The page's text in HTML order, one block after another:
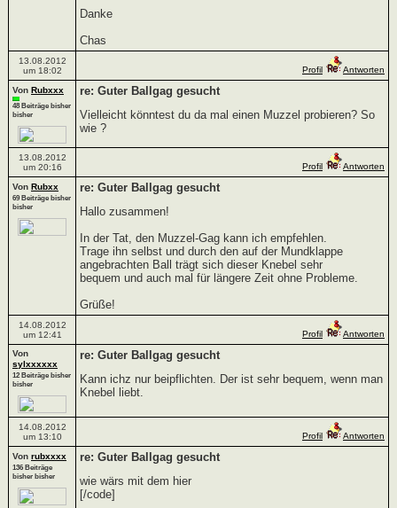
Danke
Chas
13.08.2012
um 18:02
Profil Antworten
Von Rubxxx
48 Beiträge bisher
bisher
re: Guter Ballgag gesucht
Vielleicht könntest du da mal einen Muzzel probieren? So
wie ?
13.08.2012
um 20:16
Profil Antworten
Von Rubxx
69 Beiträge bisher
bisher
re: Guter Ballgag gesucht
Hallo zusammen!
In der Tat, den Muzzel-Gag kann ich empfehlen.
Trage ihn selbst und durch den auf der Mundklappe
angebrachten Ball trägt sich dieser Knebel sehr
bequem und auch mal für längere Zeit ohne Probleme.
Grüße!
14.08.2012
um 12:41
Profil
Antworten
Von
sylxxxxxx
12 Beiträge bisher
bisher
re: Guter Ballgag gesucht
Kann ichz nur beipflichten. Der ist sehr bequem, wenn man
Knebel liebt.
14.08.2012
um 13:10
Profil Antworten
Von rubxxxx
136 Beiträge
bisher bisher
re: Guter Ballgag gesucht
wie wärs mit dem hier
[/code]